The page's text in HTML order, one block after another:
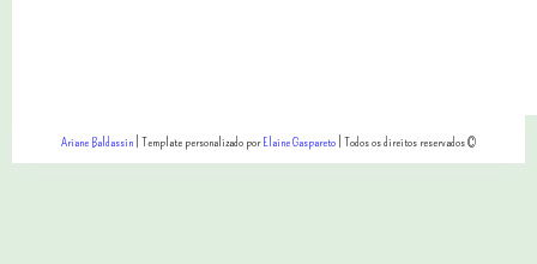
Ariane Baldassin| Template personalizado porElaine Gaspareto| Todos os direitos reservados ©